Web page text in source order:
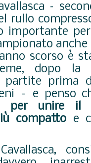
–
rullo
importante
scorso è
dopo la
partite prima
– e penso
per unire il
compatto e